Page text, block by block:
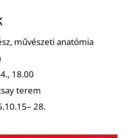
művészeti anatómia
18.00
terem
28.